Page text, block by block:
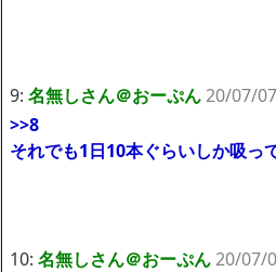
9: 名無しさん＠おーぷん20/07/
>>8
それでも1日10本ぐらいしか吸っ
10: 名無しさん＠おーぷん20/07/